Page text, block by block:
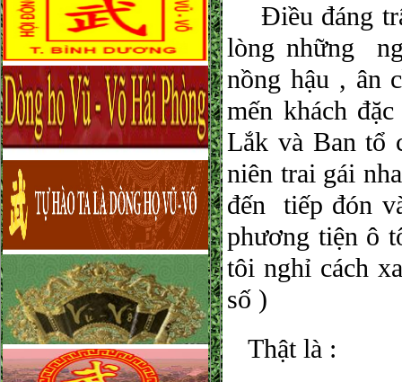
Điều đáng
lòng những
nồng hậu , ân
mến khách
Lắk và Ban tổ
niên trai gái
đến tiếp đón
phương tiện ô
tôi nghỉ cách
số )
Thật là :